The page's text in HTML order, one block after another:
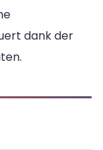
dank der